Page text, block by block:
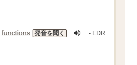
functions 発音を聞く
- EDR